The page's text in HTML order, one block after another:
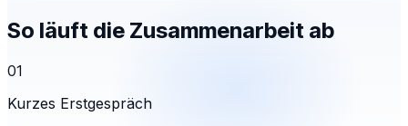
So läuft die Zusammenarbeit ab
01
Kurzes Erstgespräch